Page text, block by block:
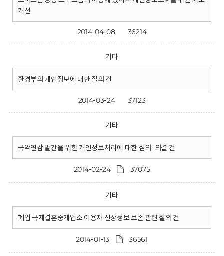
개선
2014-04-08 36214
기타
환경부의 개인정보에 대한 질의 건
2014-03-24 37123
기타
국악연감 발간을 위한 개인정보처리에 대한 심의·의결 건
2014-02-24 37075
기타
폐업 국제결혼중개업소 이용자 신상정보 보존 관련 질의 건
2014-01-13 36561